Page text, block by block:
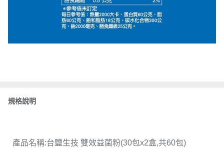
規格說明
產品名稱:台鹽生技 雙效益菌粉(30包x2盒,共60包)